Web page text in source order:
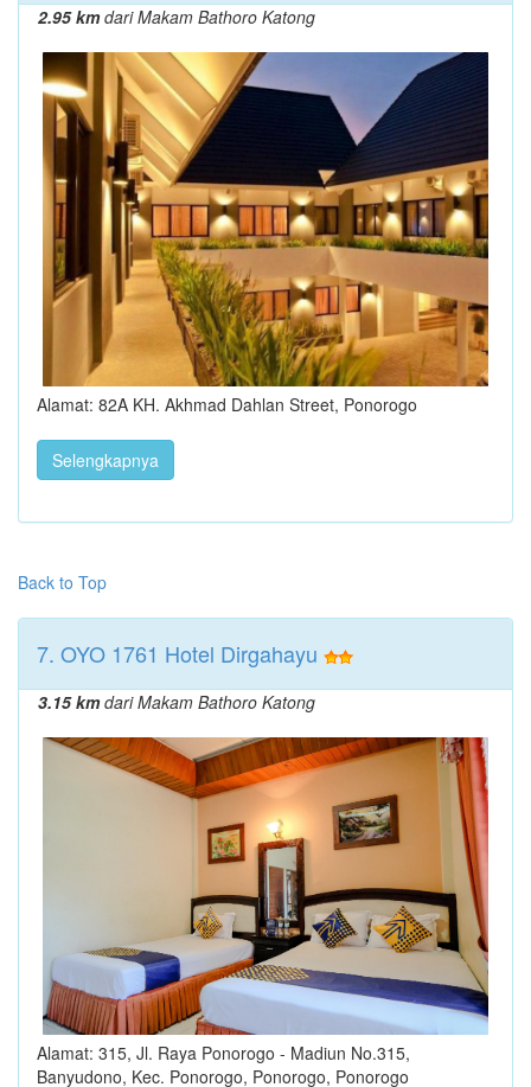
2.95 kmdari Makam Bathoro Katong
Alamat: 82A KH. Akhmad Dahlan Street, Ponorogo
Selengkapnya
Back to Top
7. OYO 1761 Hotel Dirgahayu
3.15 kmdari Makam Bathoro Katong
Alamat: 315, Jl. Raya Ponorogo - Madiun No.315,
Banyudono, Kec. Ponorogo, Ponorogo, Ponorogo